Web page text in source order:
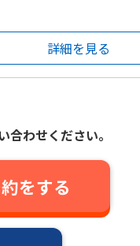
詳細を見る
わせください。
をする